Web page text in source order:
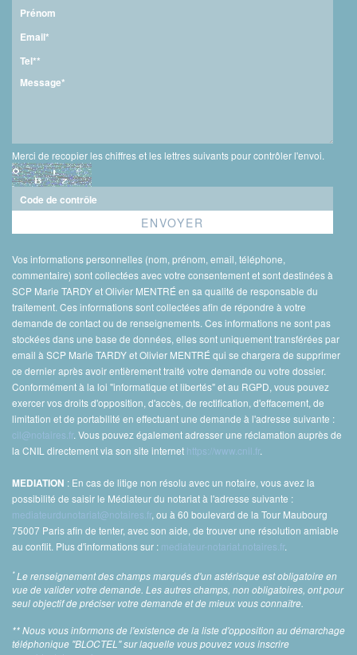
Merci de recopier les chiffres et les lettres suivants pour contrôler l'envoi.
Vos informations personnelles (nom, prénom, email, téléphone,
commentaire) sont collectées avec votre consentement et sont destinées à
SCP Marie TARDY et Olivier MENTRÉ en sa qualité de responsable du
traitement. Ces informations sont collectées afin de répondre à votre
demande de contact ou de renseignements. Ces informations ne sont pas
stockées dans une base de données, elles sont uniquement transférées par
email à SCP Marie TARDY et Olivier MENTRÉ qui se chargera de supprimer
ce dernier après avoir entièrement traité votre demande ou votre dossier.
Conformément à la loi "informatique et libertés" et au RGPD, vous pouvez
exercer vos droits d'opposition, d'accès, de rectification, d'effacement, de
limitation et de portabilité en effectuant une demande à l'adresse suivante :
cil@notaires.fr. Vous pouvez également adresser une réclamation auprès de
la CNIL directement via son site internet https://www.cnil.fr.
MEDIATION : En cas de litige non résolu avec un notaire, vous avez la
possibilité de saisir le Médiateur du notariat à l'adresse suivante :
mediateurdunotariat@notaires.fr, ou à 60 boulevard de la Tour Maubourg
75007 Paris afin de tenter, avec son aide, de trouver une résolution amiable
au conflit. Plus d'informations sur : mediateur-notariat.notaires.fr.
*Le renseignement des champs marqués d'un astérisque est obligatoire en
vue de valider votre demande. Les autres champs, non obligatoires, ont pour
seul objectif de préciser votre demande et de mieux vous connaître.
** Nous vous informons de l'existence de la liste d'opposition au démarchage
téléphonique "BLOCTEL" sur laquelle vous pouvez vous inscrire